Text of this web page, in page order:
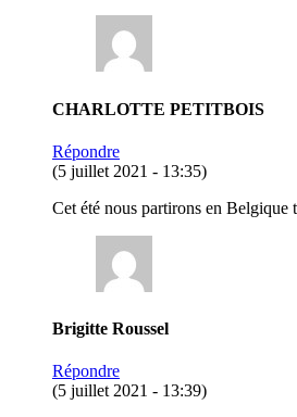
CHARLOTTE PETITBOIS
Répondre
(5 juillet 2021 - 13:35)
Cet été nous partirons en Belgique
Brigitte Roussel
Répondre
(5 juillet 2021 - 13:39)